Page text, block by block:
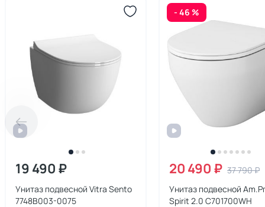
19 490 ₽
Унитаз подвесной Vitra Sento
7748B003-0075
- 46 %
20 490 ₽ 37 790 ₽
Унитаз подвесной
Spirit 2.0 C701700WH